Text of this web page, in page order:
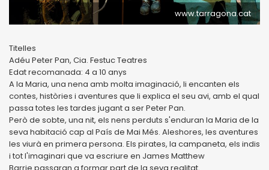
www.tarragona.cat
Titelles
Adéu Peter Pan, Cia. Festuc Teatres
Edat recomanada: 4 a 10 anys
A la Maria, una nena amb molta imaginació, li encanten els
contes, històries i aventures que li explica el seu avi, amb el qual
passa totes les tardes jugant a ser Peter Pan.
Però de sobte, una nit, els nens perduts s'enduran la Maria de la
seva habitació cap al País de Mai Més. Aleshores, les aventures
les viurà en primera persona. Els pirates, la campaneta, els indis
i tot l'imaginari que va escriure en James Matthew
Barrie passaran a formar part de la seva realitat.